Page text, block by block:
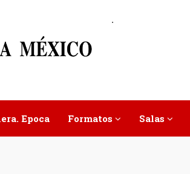
.
Epoca Formatos Salas